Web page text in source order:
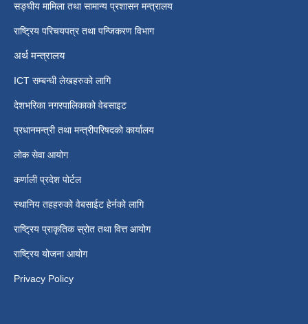
सङ्घीय मामिला तथा सामान्य प्रशासन मन्त्रालय
राष्ट्रिय परिचयपत्र तथा पन्जिकरण विभाग
अर्थ मन्त्रालय
ICT सम्बन्धी लेखहरुको लागि
देशभरिका नगरपालिकाको वेबसाइट
प्रधानमन्त्री तथा मन्त्रीपरिषदको कार्यालय
लोक सेवा आयोग
कर्णाली प्रदेश पोर्टल
स्थानिय तहहरुको वेबसाईट हेर्नको लागि
राष्ट्रिय प्राकृतिक स्रोत तथा वित्त आयोग
राष्ट्रिय योजना आयोग
Privacy Policy